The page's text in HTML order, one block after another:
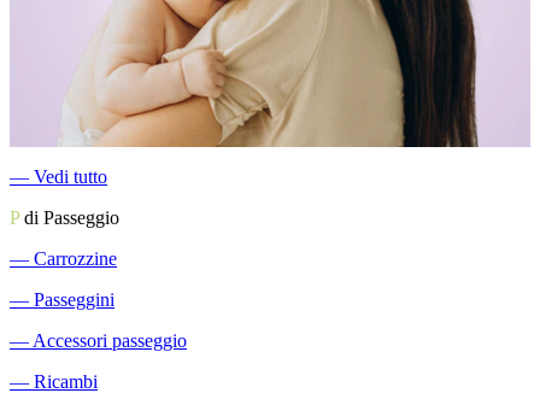
― Vedi tutto
Pdi Passeggio
― Carrozzine
― Passeggini
― Accessori passeggio
― Ricambi